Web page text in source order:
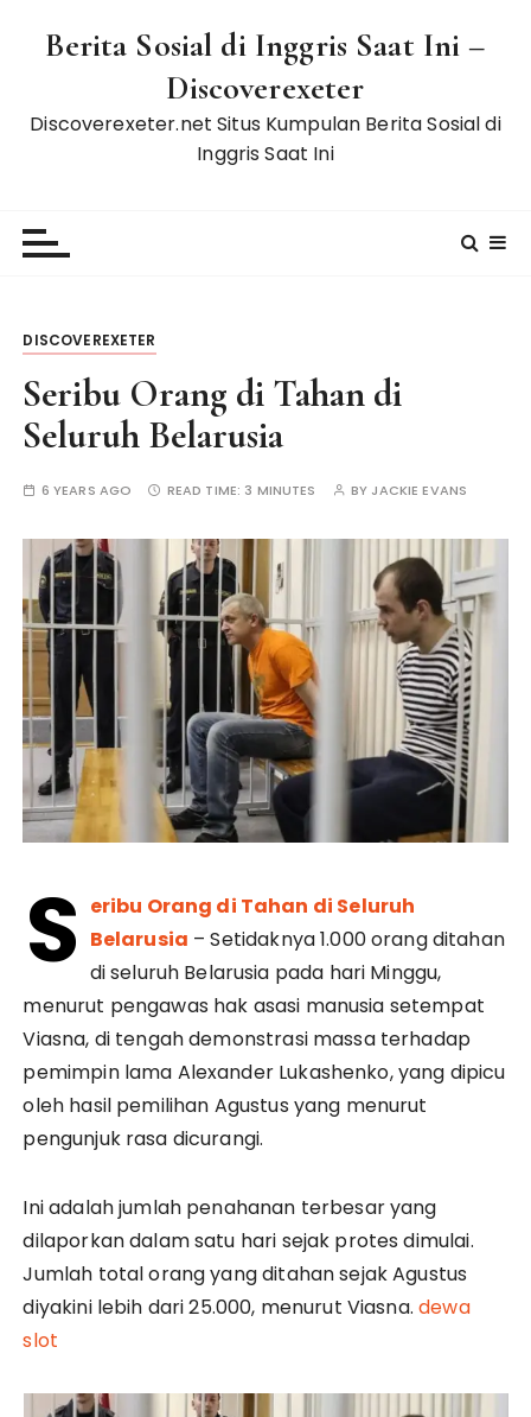
Berita Sosial di Inggris Saat Ini –
Discoverexeter
Discoverexeter.net Situs Kumpulan Berita Sosial di
Inggris Saat Ini
DISCOVEREXETER
Seribu Orang di Tahan di
Seluruh Belarusia
6 YEARS AGO READ TIME: 3 MINUTES BY JACKIE EVANS
S eribu Orang di Tahan di Seluruh
Belarusia – Setidaknya 1.000 orang ditahan
di seluruh Belarusia pada hari Minggu,
menurut pengawas hak asasi manusia setempat
Viasna, di tengah demonstrasi massa terhadap
pemimpin lama Alexander Lukashenko, yang dipicu
oleh hasil pemilihan Agustus yang menurut
pengunjuk rasa dicurangi.
Ini adalah jumlah penahanan terbesar yang
dilaporkan dalam satu hari sejak protes dimulai.
Jumlah total orang yang ditahan sejak Agustus
diyakini lebih dari 25.000, menurut Viasna.dewa
slot